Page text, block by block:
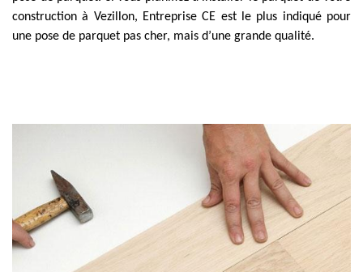
construction à Vezillon, Entreprise CE est le plus indiqué pour
une pose de parquet pas cher, mais d’une grande qualité.